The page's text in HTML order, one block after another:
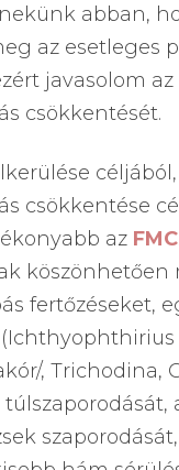
abban,
az esetleges
javasolom az
csökkentését.
csökkentése
az FMC
köszönhetően
fertőzéseket,
, Trichodina,